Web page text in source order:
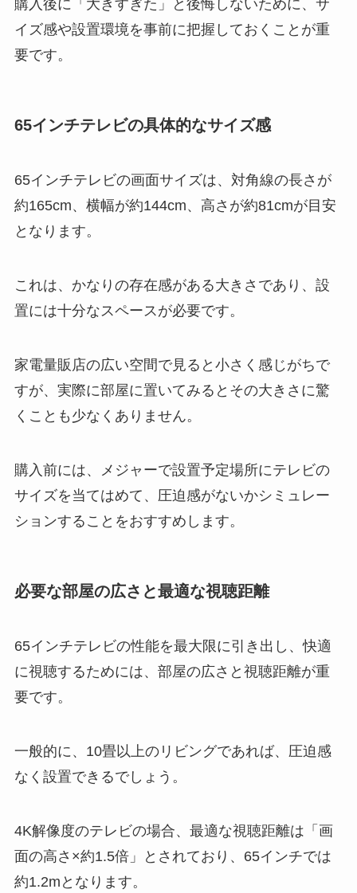
購入後に「大きすぎた」と後悔しないために、サ
イズ感や設置環境を事前に把握しておくことが重
要です。
65インチテレビの具体的なサイズ感
65インチテレビの画面サイズは、対角線の長さが
約165cm、横幅が約144cm、高さが約81cmが目安
となります。
これは、かなりの存在感がある大きさであり、設
置には十分なスペースが必要です。
家電量販店の広い空間で見ると小さく感じがちで
すが、実際に部屋に置いてみるとその大きさに驚
くことも少なくありません。
購入前には、メジャーで設置予定場所にテレビの
サイズを当てはめて、圧迫感がないかシミュレー
ションすることをおすすめします。
必要な部屋の広さと最適な視聴距離
65インチテレビの性能を最大限に引き出し、快適
に視聴するためには、部屋の広さと視聴距離が重
要です。
一般的に、10畳以上のリビングであれば、圧迫感
なく設置できるでしょう。
4K解像度のテレビの場合、最適な視聴距離は「画
面の高さ×約1.5倍」とされており、65インチでは
約1.2mとなります。